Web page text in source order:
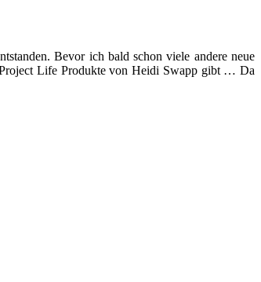
Bevor ich bald schon viele andere neue
Life Produkte von Heidi Swapp gibt … Da